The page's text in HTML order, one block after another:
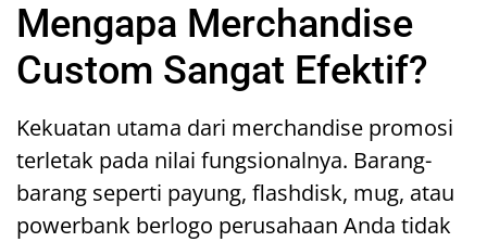
Mengapa Merchandise
Custom Sangat Efektif?
Kekuatan utama dari merchandise promosi
terletak pada nilai fungsionalnya. Barang-
barang seperti payung, flashdisk, mug, atau
powerbank berlogo perusahaan Anda tidak